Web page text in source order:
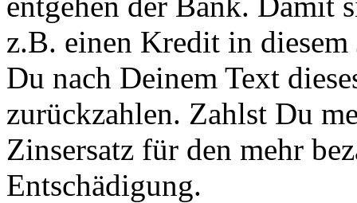
z.B. einen Kredit in
Du nach Deinem Text
zurückzahlen. Zahlst Du
Zinsersatz für den mehr
Entschädigung.